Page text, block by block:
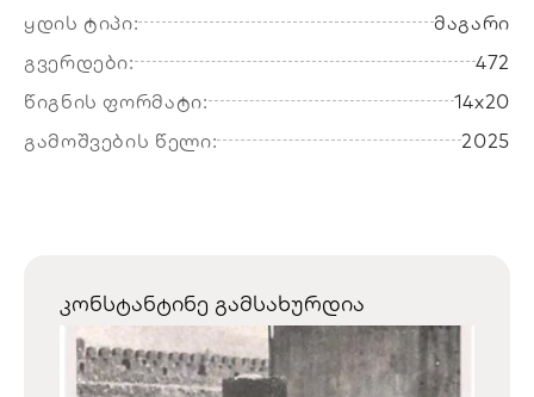
ყდის ტიპი:
მაგარი
გვერდები:
472
წიგნის ფორმატი:
14x20
გამოშვების წელი:
2025
კონსტანტინე გამსახურდია